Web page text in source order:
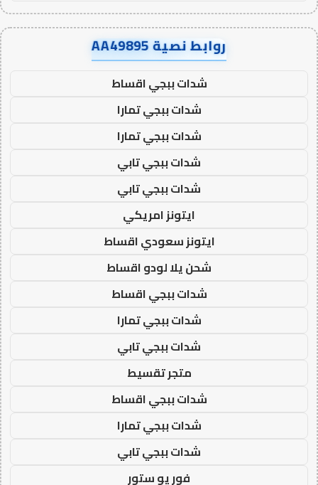
روابط نصية AA49895
شدات ببجي اقساط
شدات ببجي تمارا
شدات ببجي تمارا
شدات ببجي تابي
شدات ببجي تابي
ايتونز امريكي
ايتونز سعودي اقساط
شحن يلا لودو اقساط
شدات ببجي اقساط
شدات ببجي تمارا
شدات ببجي تابي
متجر تقسيط
شدات ببجي اقساط
شدات ببجي تمارا
شدات ببجي تابي
فور يو ستور